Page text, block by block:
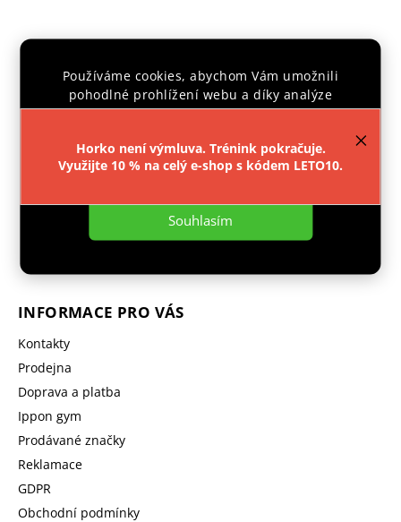
Používáme cookies, abychom Vám umožnili
pohodlné prohlížení webu a díky analýze
provozu webu neustále zlepšovali jeho funkce,
Nastavení
Souhlasím
Horko není výmluva. Trénink pokračuje.
Využijte 10 % na celý e-shop s kódem LETO10.
FacebookInstagram
objednavka@ipponshop.cz
+ 420 603 543 377
INFORMACE PRO VÁS
Kontakty
Prodejna
Doprava a platba
Ippon gym
Prodávané značky
Reklamace
GDPR
Obchodní podmínky